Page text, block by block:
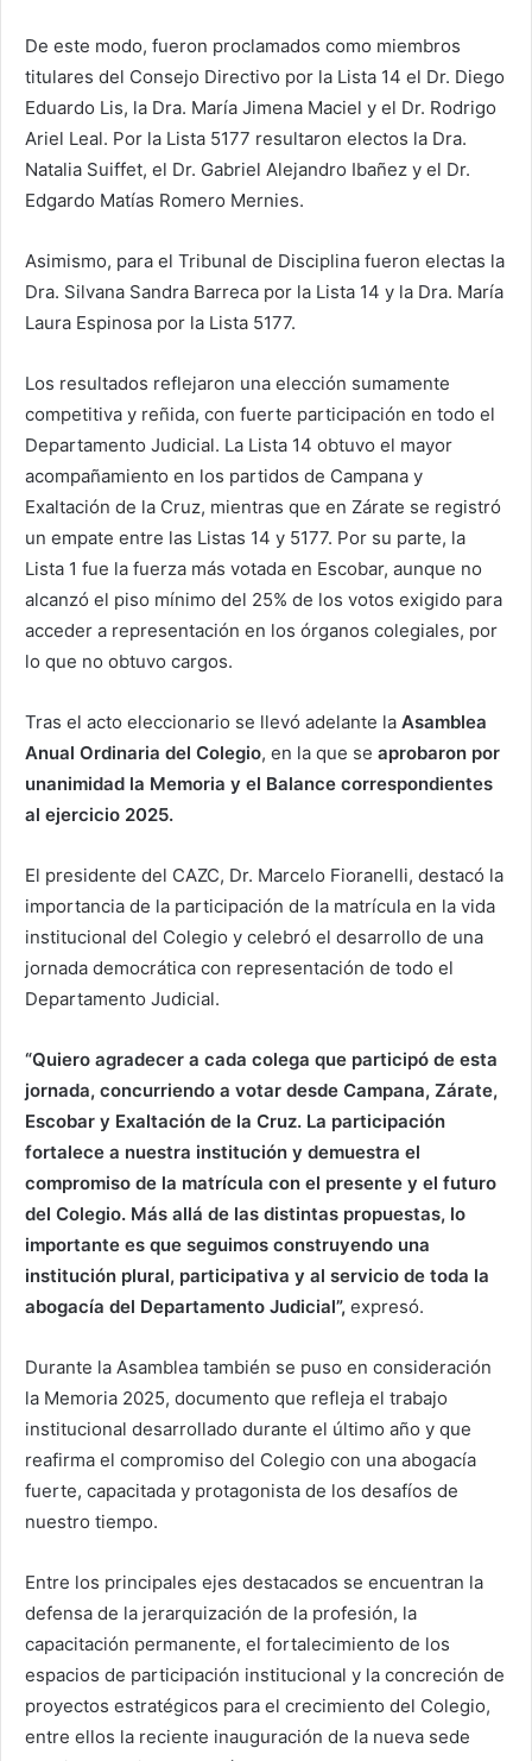
De este modo, fueron proclamados como miembros
titulares del Consejo Directivo por la Lista 14 el Dr. Diego
Eduardo Lis, la Dra. María Jimena Maciel y el Dr. Rodrigo
Ariel Leal. Por la Lista 5177 resultaron electos la Dra.
Natalia Suiffet, el Dr. Gabriel Alejandro Ibañez y el Dr.
Edgardo Matías Romero Mernies.
Asimismo, para el Tribunal de Disciplina fueron electas la
Dra. Silvana Sandra Barreca por la Lista 14 y la Dra. María
Laura Espinosa por la Lista 5177.
Los resultados reflejaron una elección sumamente
competitiva y reñida, con fuerte participación en todo el
Departamento Judicial. La Lista 14 obtuvo el mayor
acompañamiento en los partidos de Campana y
Exaltación de la Cruz, mientras que en Zárate se registró
un empate entre las Listas 14 y 5177. Por su parte, la
Lista 1 fue la fuerza más votada en Escobar, aunque no
alcanzó el piso mínimo del 25% de los votos exigido para
acceder a representación en los órganos colegiales, por
lo que no obtuvo cargos.
Tras el acto eleccionario se llevó adelante la Asamblea
Anual Ordinaria del Colegio, en la que se aprobaron por
unanimidad la Memoria y el Balance correspondientes
al ejercicio 2025.
El presidente del CAZC, Dr. Marcelo Fioranelli, destacó la
importancia de la participación de la matrícula en la vida
institucional del Colegio y celebró el desarrollo de una
jornada democrática con representación de todo el
Departamento Judicial.
“Quiero agradecer a cada colega que participó de esta
jornada, concurriendo a votar desde Campana, Zárate,
Escobar y Exaltación de la Cruz. La participación
fortalece a nuestra institución y demuestra el
compromiso de la matrícula con el presente y el futuro
del Colegio. Más allá de las distintas propuestas, lo
importante es que seguimos construyendo una
institución plural, participativa y al servicio de toda la
abogacía del Departamento Judicial”, expresó.
Durante la Asamblea también se puso en consideración
la Memoria 2025, documento que refleja el trabajo
institucional desarrollado durante el último año y que
reafirma el compromiso del Colegio con una abogacía
fuerte, capacitada y protagonista de los desafíos de
nuestro tiempo.
Entre los principales ejes destacados se encuentran la
defensa de la jerarquización de la profesión, la
capacitación permanente, el fortalecimiento de los
espacios de participación institucional y la concreción de
proyectos estratégicos para el crecimiento del Colegio,
entre ellos la reciente inauguración de la nueva sede